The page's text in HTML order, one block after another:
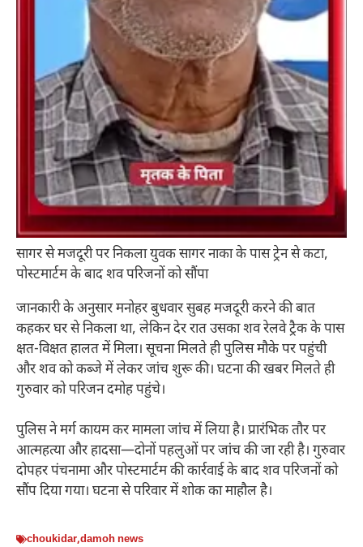
सागर से मजदूरी पर निकला युवक सागर नाका के पास ट्रेन से कटा,
पोस्टमार्टम के बाद शव परिजनों को सौंपा
जानकारी के अनुसार मनोहर बुधवार सुबह मजदूरी करने की बात
कहकर घर से निकला था, लेकिन देर रात उसका शव रेलवे ट्रैक के पास
क्षत-विक्षत हालत में मिला। सूचना मिलते ही पुलिस मौके पर पहुंची
और शव को कब्जे में लेकर जांच शुरू की। घटना की खबर मिलते ही
गुरुवार को परिजन दमोह पहुंचे।
पुलिस ने मर्ग कायम कर मामला जांच में लिया है। प्रारंभिक तौर पर
आत्महत्या और हादसा—दोनों पहलुओं पर जांच की जा रही है। गुरुवार
दोपहर पंचनामा और पोस्टमार्टम की कार्रवाई के बाद शव परिजनों को
सौंप दिया गया। घटना से परिवार में शोक का माहौल है।
choukidar,damoh news